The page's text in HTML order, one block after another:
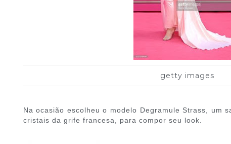
getty images
Na ocasião escolheu o modelo Degramule Strass, um
cristais da grife francesa, para compor seu look.